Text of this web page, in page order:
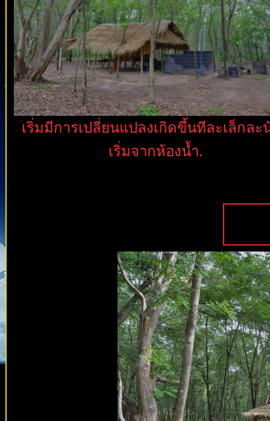
เริ่มมีการเปลี่ยนแปลงเกิดขึ้นทีละเล็กละ
เริ่มจากห้องน้ำ.
ภา